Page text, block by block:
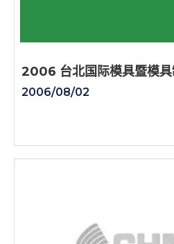
2006 台北国际模具暨模具
2006/08/02